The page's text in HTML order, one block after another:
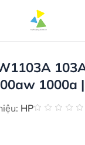
1000a
HP